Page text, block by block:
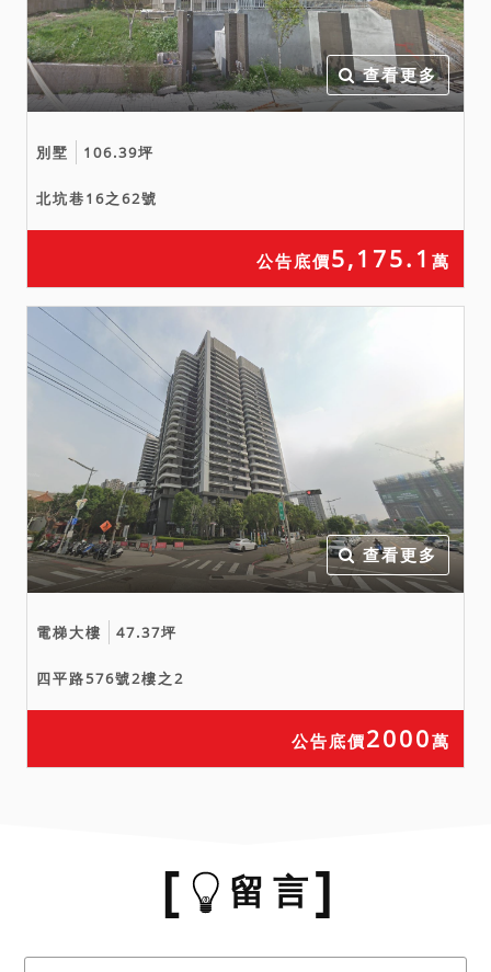
查看更多
別墅 106.39坪
北坑巷16之62號
公告底價5,175.1 萬
查看更多
電梯大樓 47.37坪
四平路576號2樓之2
公告底價2000萬
留 言